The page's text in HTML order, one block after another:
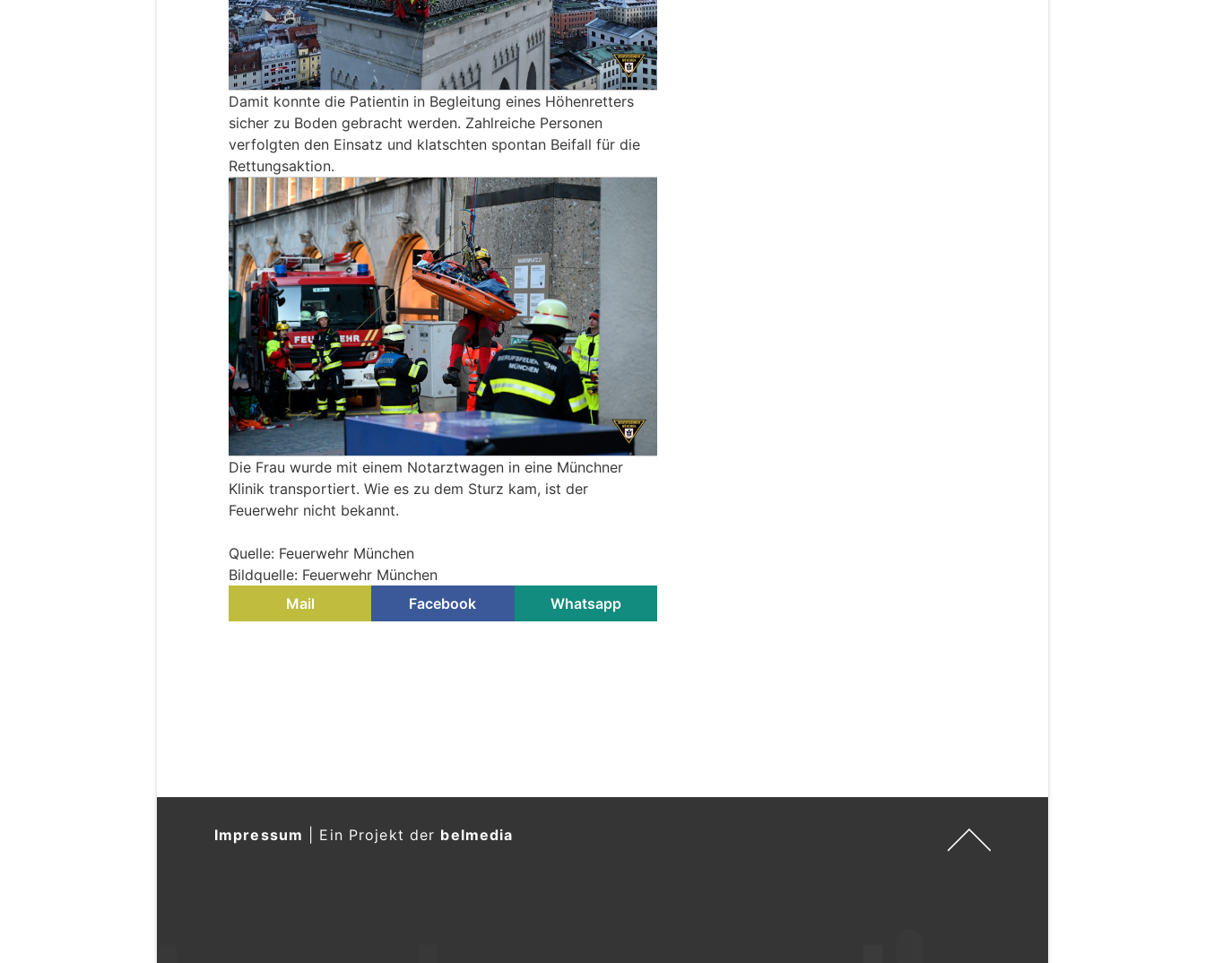
Damit konnte die Patientin in Begleitung eines Höhenretters
sicher zu Boden gebracht werden. Zahlreiche Personen
verfolgten den Einsatz und klatschten spontan Beifall für die
Rettungsaktion.
Die Frau wurde mit einem Notarztwagen in eine Münchner
Klinik transportiert. Wie es zu dem Sturz kam, ist der
Feuerwehr nicht bekannt.
Quelle: Feuerwehr München
Bildquelle: Feuerwehr München
Mail
Facebook Whatsapp
Impressum Ein Projekt der belmedia